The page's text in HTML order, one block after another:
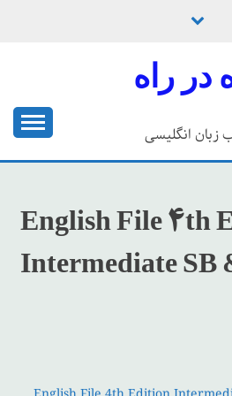
در راه
زبان انگلیسی
English File 4th
Intermediate SB